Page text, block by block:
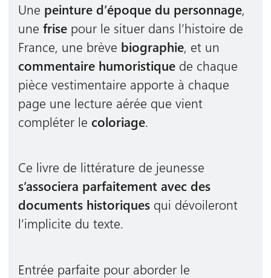
Une peinture d’époque du personnage,
une frise pour le situer dans l’histoire de
France, une brève biographie, et un
commentaire humoristique de chaque
pièce vestimentaire apporte à chaque
page une lecture aérée que vient
compléter le coloriage.
Ce livre de littérature de jeunesse
s’associera parfaitement avec des
documents historiques qui dévoileront
l’implicite du texte.
Entrée parfaite pour aborder le